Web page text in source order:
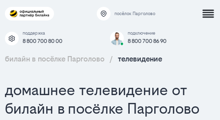
посёлок Парголово
поддержка
8 800 700 80 00
подключение
8 800 700 86 90
билайн в посёлке Парголово / телевидение
домашнее телевидение от
билайн в посёлке Парголово